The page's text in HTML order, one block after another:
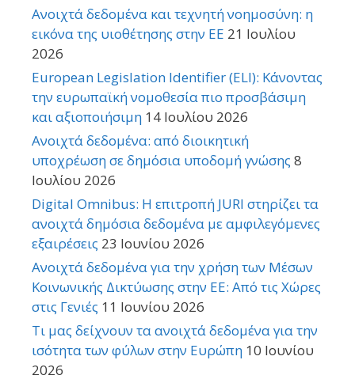
Ανοιχτά δεδομένα και τεχνητή νοημοσύνη: η
εικόνα της υιοθέτησης στην ΕΕ 21 Ιουλίου
2026
European Legislation Identifier (ELI): Κάνοντας
την ευρωπαϊκή νομοθεσία πιο προσβάσιμη
και αξιοποιήσιμη 14 Ιουλίου 2026
Ανοιχτά δεδομένα: από διοικητική
υποχρέωση σε δημόσια υποδομή γνώσης 8
Ιουλίου 2026
Digital Omnibus: Η επιτροπή JURI στηρίζει τα
ανοιχτά δημόσια δεδομένα με αμφιλεγόμενες
εξαιρέσεις 23 Ιουνίου 2026
Ανοιχτά δεδομένα για την χρήση των Μέσων
Κοινωνικής Δικτύωσης στην ΕΕ: Από τις Χώρες
στις Γενιές 11 Ιουνίου 2026
Τι μας δείχνουν τα ανοιχτά δεδομένα για την
ισότητα των φύλων στην Ευρώπη 10 Ιουνίου
2026